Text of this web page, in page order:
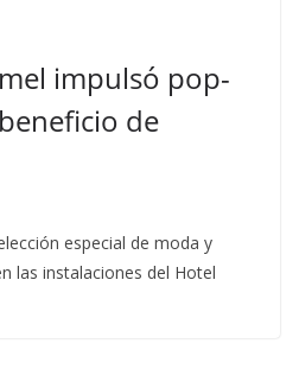
impulsó pop-
de
especial de moda y
las instalaciones del Hotel